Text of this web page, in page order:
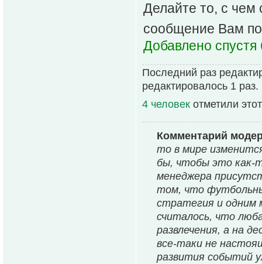
Делайте то, с чем
сообщение Вам
Добавлено спустя
Последний раз
редактировалось 1 раз.
4 человек отметили
Комментарий
то в мире
бы, чтобы это как-
менеджера
том, что
стратегия и одним
считалось, что
развлечения, а на
все-таки не
развития событий